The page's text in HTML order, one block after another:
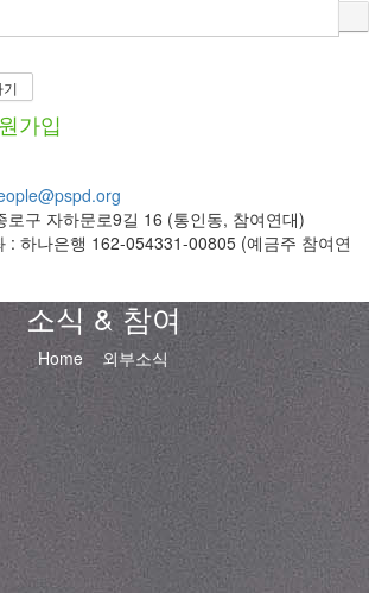
가입
로구 자하문로9길 16 (통인동, 참여연대)
: 하나은행 162-054331-00805 (예금주 참여연
소식 & 참여
Home 외부소식